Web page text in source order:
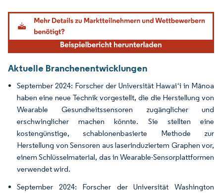
Bild © Mordor Intelligence. Wiederverwendung erfordert Namensnennung gemäß
Aktuelle Branchenentwicklungen
September 2024: Forscher der Universität Hawaiʻi in Mānoa
haben eine neue Technik vorgestellt, die die Herstellung von
Wearable Gesundheitssensoren zugänglicher und
erschwinglicher machen könnte. Sie stellten eine
kostengünstige, schablonenbasierte Methode zur
Herstellung von Sensoren aus laserinduziertem Graphen vor,
einem Schlüsselmaterial, das in Wearable-Sensorplattformen
verwendet wird.
September 2024: Forscher der Universität Washington